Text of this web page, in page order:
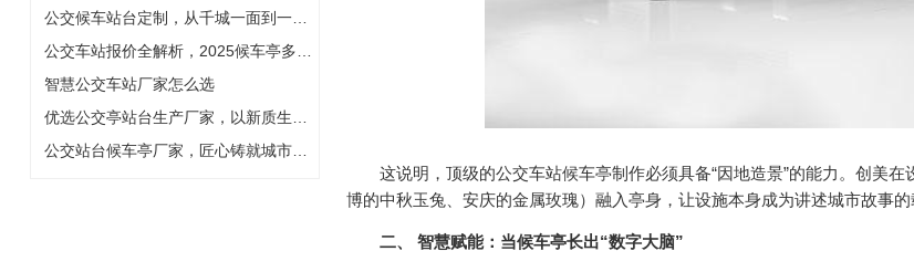
智慧公交车站厂家怎么选
这说明，顶级的公交车站候车亭制作必须具备“因地造景”的能力。创美在
博的中秋玉兔、安庆的金属玫瑰）融入亭身，让设施本身成为讲述城市故事的
二、 智慧赋能：当候车亭长出“数字大脑”